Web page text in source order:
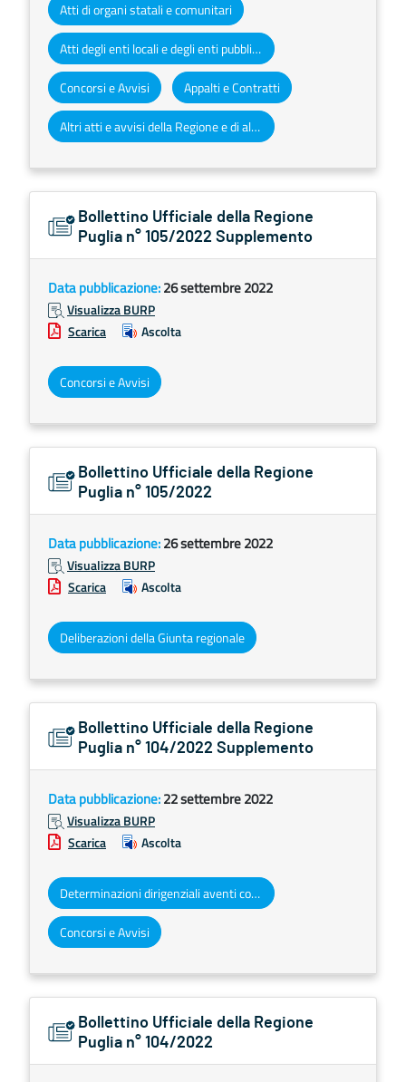
Atti di organi statali e comunitari
Atti degli enti locali e degli enti pubblici e privati
Concorsi e Avvisi Appalti e Contratti
Altri atti e avvisi della Regione e di altri enti pubblici che interessano la collettività regionale
Bollettino Ufficiale della Regione
Puglia n° 105/2022 Supplemento
Data pubblicazione:26 settembre 2022
Visualizza BURP
Scarica
Ascolta
Concorsi e Avvisi
Bollettino Ufficiale della Regione
Puglia n° 105/2022
Data pubblicazione:26 settembre 2022
Visualizza BURP
Scarica
Ascolta
Deliberazioni della Giunta regionale
Bollettino Ufficiale della Regione
Puglia n° 104/2022 Supplemento
Data pubblicazione:22 settembre 2022
Visualizza BURP
Scarica
Ascolta
Determinazioni dirigenziali aventi contenuto di interesse generale
Concorsi e Avvisi
Bollettino Ufficiale della Regione
Puglia n° 104/2022